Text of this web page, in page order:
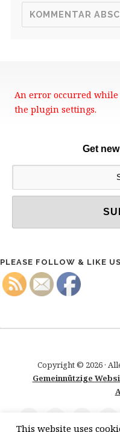
An error occurred while
the plugin settings.
Get
PLEASE FOLLOW & LIKE
Copyright © 2026 ·
Gemeinnützige
This website uses